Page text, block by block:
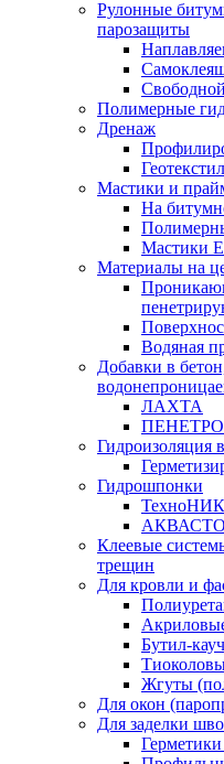
Рулонные
парозащиты
Полимерные
Дренаж
Мастики и
На
Мастики
Материалы на
Водяная
Добавки в
ЛАХТА
Гидроизоляция
Гидрошпонки
Клеевые
трещин
Для кровли и
Бутил-
Жгуты
Для окон
Для заделки